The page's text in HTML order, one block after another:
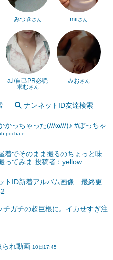
みつき さん miiさん
a.i/自己PR必読
求むさん
みおさん
ナンネットID友達検索
かっちゃった(///ω///)♪ #ぽっちゃ
pocha-e
着でそのまま撮るのちょっと味
ってみま 投稿者：yellow
トID新着アルバム画像 最終更